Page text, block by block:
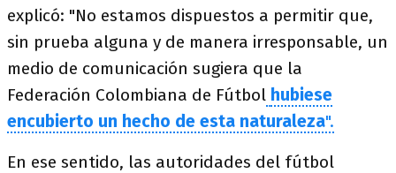
explicó: "No estamos dispuestos a permitir que,
sin prueba alguna y de manera irresponsable, un
medio de comunicación sugiera que la
Federación Colombiana de Fútbol hubiese
encubierto un hecho de esta naturaleza".
En ese sentido, las autoridades del fútbol